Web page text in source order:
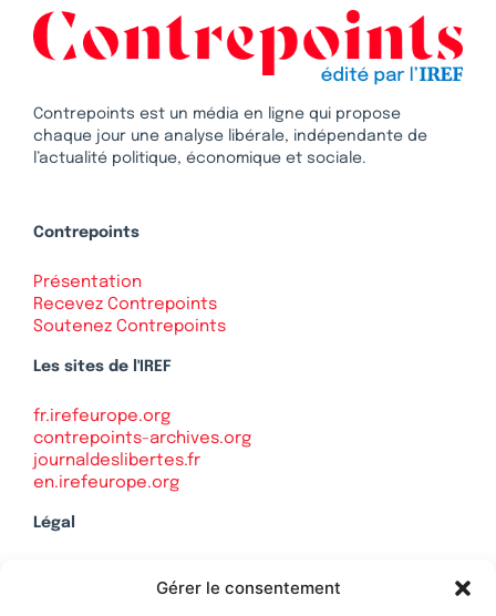
Gérer le consentement
Contrepoints est un média en ligne qui propose
chaque jour une analyse libérale, indépendante de
l’actualité politique, économique et sociale.
Contrepoints
Présentation
Recevez Contrepoints
Soutenez Contrepoints
Les sites de l'IREF
fr.irefeurope.org
contrepoints-archives.org
journaldeslibertes.fr
en.irefeurope.org
Légal
Politique de confidentialité